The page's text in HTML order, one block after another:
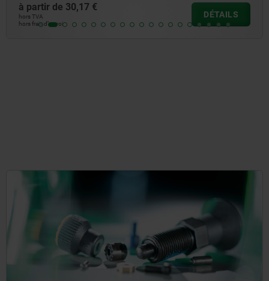
à partir de
hors frais d’envoi